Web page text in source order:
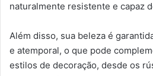
naturalmente resistente e capaz
Além disso, sua beleza é
e atemporal, o que pode
estilos de decoração, desde os